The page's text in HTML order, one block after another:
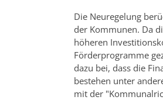
Die Neuregelung
der Kommunen. Da
höheren
Förderprogramme
dazu bei, dass die
bestehen unter
mit der